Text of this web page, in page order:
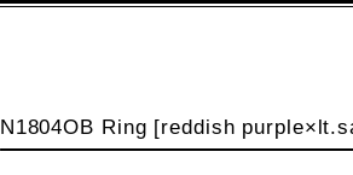
N1804OB Ring [reddish